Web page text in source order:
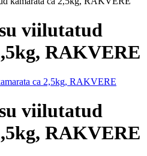
viilutatud
RAKVERE
viilutatud
RAKVERE